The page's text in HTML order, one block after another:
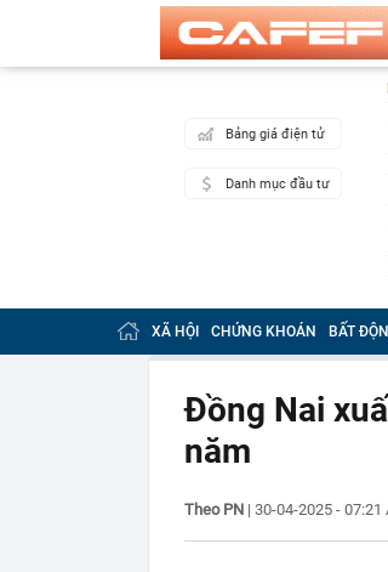
Bảng giá điện tử
Danh mục đầu tư
XÃ HỘI CHỨNG KHOÁN BẤT
Đồng Nai
năm
Theo PN | 30-04-2025 - 07:21